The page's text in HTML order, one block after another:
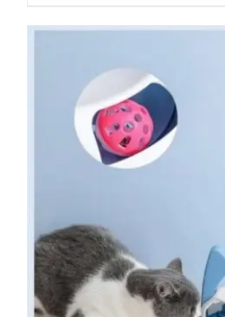
AÑADIR AL CARRITO